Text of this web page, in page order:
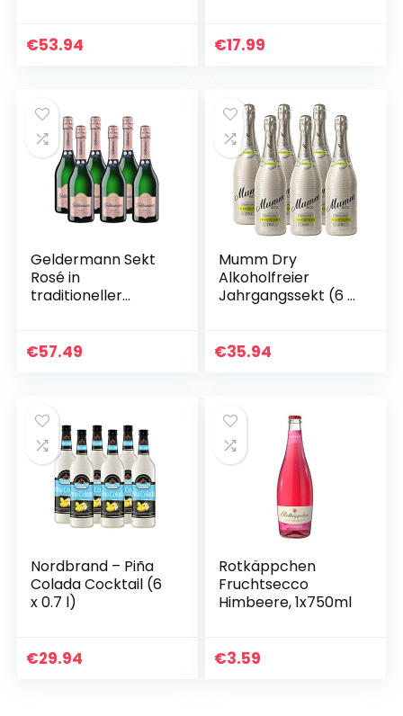
€53.94
Jahre in
€17.99
Geldermann Sekt
Rosé in
traditioneller
€57.49
Mumm Dry
Alkoholfreier
Jahrgangssekt (6 x
€35.94
Nordbrand – Piña
Colada Cocktail (6
x 0.7 l)
€29.94
Rotkäppchen
Fruchtsecco
Himbeere, 1x750ml
€3.59